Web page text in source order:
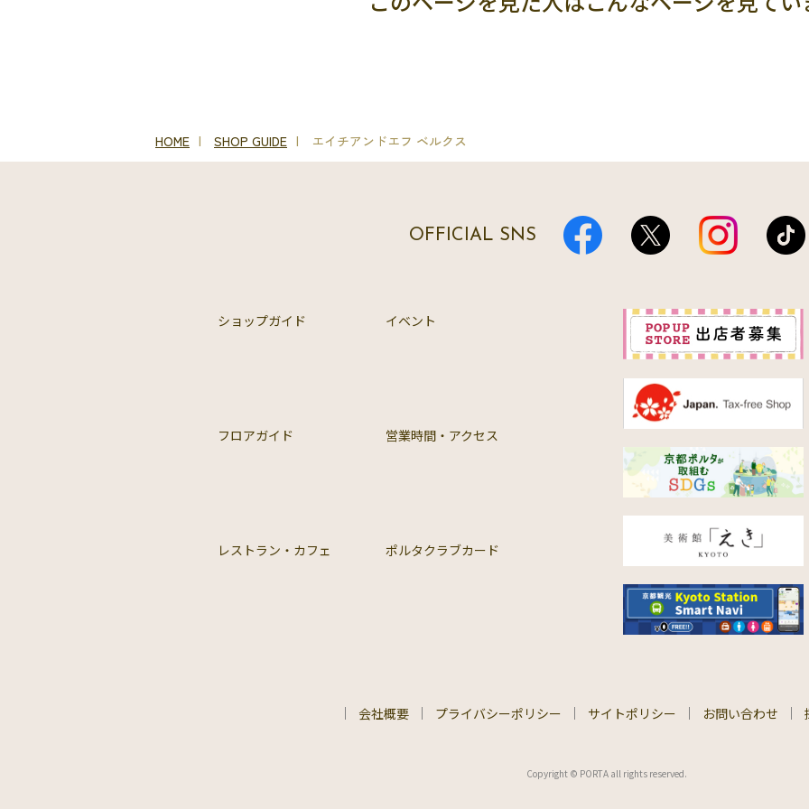
HOME SHOP GUIDE エイチアンドエフ ベルクス
OFFICIAL SNS
ショップガイド イベント
フロアガイド 営業時間・アクセス
レストラン・カフェ ポルタクラブカード
会社概要 プライバシーポリシー サイトポリシー お問い合わせ
Copyright © PORTA all rights reserved.